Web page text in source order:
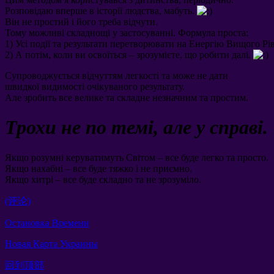
Розповідаю вперше в історії людства, мабуть.
Він не простий і його треба відчути.
Тому можливі складнощі у застосуванні. Формула проста:
1) Усі події та результати перетворювати на Енергію Вищого
2) А потім, коли ви освоїться – зрозумієте, що робити далі.
Супроводжується відчуттям легкості та може не дати
швидкої видимості очікуваного результату.
Але зробить все велике та складне незначним та простим.
Трохи не по темі, але у справі.
Якщо розумні керуватимуть Світом – все буде легко та просто.
Якщо нахабні – все буде тяжко і не приємно.
Якщо хитрі – все буде складно та не зрозуміло.
(评论)
Остановка Времени
Новая Карта Украины
回到顶部